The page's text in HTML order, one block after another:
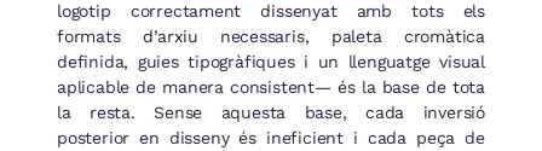
logotip correctament dissenyat amb tots els
formats d’arxiu necessaris, paleta cromàtica
definida, guies tipogràfiques i un llenguatge visual
aplicable de manera consistent— és la base de tota
la resta. Sense aquesta base, cada inversió
posterior en disseny és ineficient i cada peça de